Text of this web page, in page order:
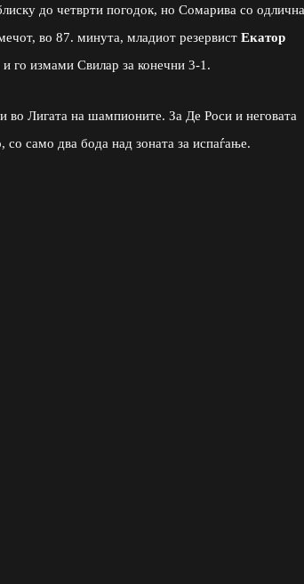
до четврти погодок, но Сомарива со одлична
во 87. минута, младиот резервист Екатор
го измами Свилар за конечни 3-1.
во Лигата на шампионите. За Де Роси и неговата
со само два бода над зоната за испаѓање.